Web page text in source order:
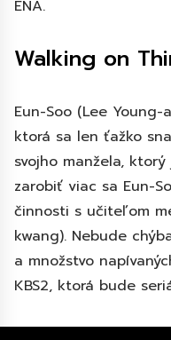
ENA.
Walking on
Eun-Soo (Lee
ktorá sa len ťažko
svojho manžela,
zarobiť viac sa Eun-
činnosti s učiteľom
kwang). Nebude
a množstvo
KBS2, ktorá bude